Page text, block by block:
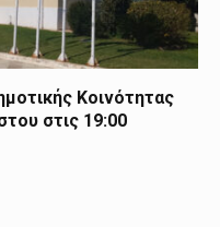
Κοινότητας
στις 19:00